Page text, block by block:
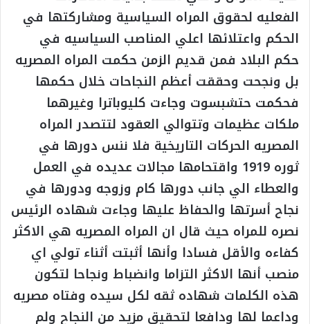
الفعليه لحقوق المراه السياسية ومشاركتها في
الحكم واعتلائها اعلي المناصب السياسيه في
حكم البلاد فمن قديم الزمن حكمت المراه المصريه
بل ونجحت وحققت أعظم النجاحات خلال حكمها
فحكمت حتشبسوت وجاءت كليوباترا وغيرهما
ملكات عظيمات وتتوالي العقود لتتصدر المراه
المصريه الحركات التاريخية فلا ننس دورها في
ثوره 1919 واقتحامها مجالات عديده في العمل
والعطاء الي جانب دورها كام وزوجه ودورها في
نجاح أسرتها والحفاظ عليها وجاءت شهاده الرئيس
نصره للمراه حيث قال ان المراه المصريه هي الاكثر
كفاءه والأقل فسادا وأنها أثبتت أثناء تولي اي
منصب أنها الاكثر التزاما وانضباط ونجاحا لتكون
هذه الكلمات شهاده ثقه لكل سيده وفتاه مصريه
وداعما لها ودافعا لتحقيق مزيد من النجاح ولم